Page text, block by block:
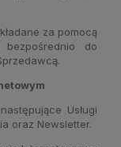
za pomocą
bezpośrednio do
Usługi
oraz Newsletter.